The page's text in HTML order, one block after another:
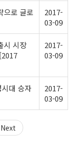
으로 글로
2017-
03-09
시 시장
2017-
03-09
대 승자
2017-
03-09
Next